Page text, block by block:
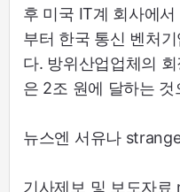
후 미국 IT계 회사에
부터 한국 통신 벤처
다. 방위산업업체의
은 2조 원에 달하는 것
뉴스엔 서유나
기사제보 및 보도자